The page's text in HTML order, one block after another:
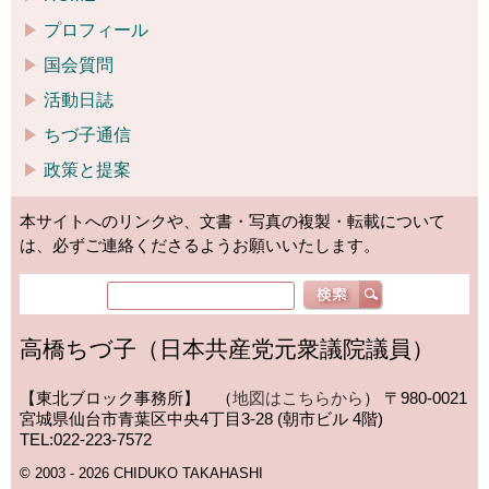
プロフィール
国会質問
活動日誌
ちづ子通信
政策と提案
本サイトへのリンクや、文書・写真の複製・転載について
は、必ずご連絡くださるようお願いいたします。
高橋ちづ子（日本共産党元衆議院議員）
【東北ブロック事務所】 （地図はこちらから ）
〒980-0021
宮城県仙台市青葉区中央4丁目3-28 (朝市ビル 4階)
TEL:022-223-7572
© 2003 - 2026 CHIDUKO TAKAHASHI